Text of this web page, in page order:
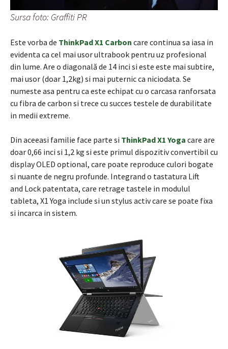
Sursa foto: Graffiti PR
Este vorba de ThinkPad X1 Carbon care continua sa iasa in
evidenta ca cel mai usor ultrabook pentru uz profesional
din lume. Are o diagonală de 14 inci si este este mai subtire,
mai usor (doar 1,2kg) si mai puternic ca niciodata. Se
numeste asa pentru ca este echipat cu o carcasa ranforsata
cu fibra de carbon si trece cu succes testele de durabilitate
in medii extreme.
Din aceeasi familie face parte si ThinkPad X1 Yoga care are
doar 0,66 inci si 1,2 kg si este primul dispozitiv convertibil cu
display OLED optional, care poate reproduce culori bogate
si nuante de negru profunde. Integrand o tastatura Lift
and Lock patentata, care retrage tastele in modulul
tableta, X1 Yoga include si un stylus activ care se poate fixa
si incarca in sistem.